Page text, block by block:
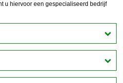
u hiervoor een gespecialiseerd bedrijf